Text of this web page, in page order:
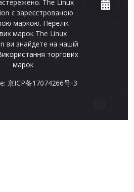
The Linux
є зареєстрованою
маркою. Перелік
марок The Linux
ви знайдете на нашій
торгових
марок
京ICP备17074266号-3